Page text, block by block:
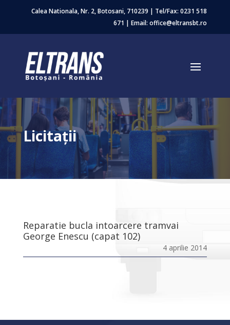
Calea Nationala, Nr. 2, Botosani, 710239 | Tel/Fax:0231 518
671 | Email: office@eltransbt.ro
Licitații
Reparatie bucla intoarcere tramvai
George Enescu (capat 102)
4 aprilie 2014